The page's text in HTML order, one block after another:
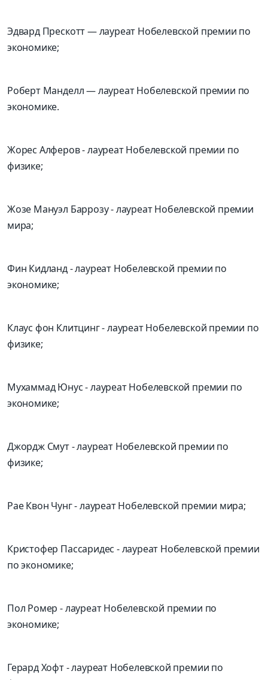
Эдвард Прескотт— лауреат Нобелевской премии по
экономике;
Роберт Манделл— лауреат Нобелевской премии по
экономике.
Жорес Алферов-лауреат Нобелевской премии по
физике;
Жозе Мануэл Баррозу-лауреат Нобелевской премии
мира;
Фин Кидланд-лауреат Нобелевской премии по
экономике;
Клаус фон Клитцинг- лауреат Нобелевской премии по
физике;
МухаммадЮнус- лауреат Нобелевской премии по
экономике;
Джордж Смут-лауреат Нобелевской премии по
физике;
Рае Квон Чунг-лауреат Нобелевской премии мира;
Кристофер Пассаридес - лауреат Нобелевской премии
по экономике;
Пол Ромер - лауреат Нобелевской премии по
экономике;
Герард Хофт-лауреат Нобелевской премии по